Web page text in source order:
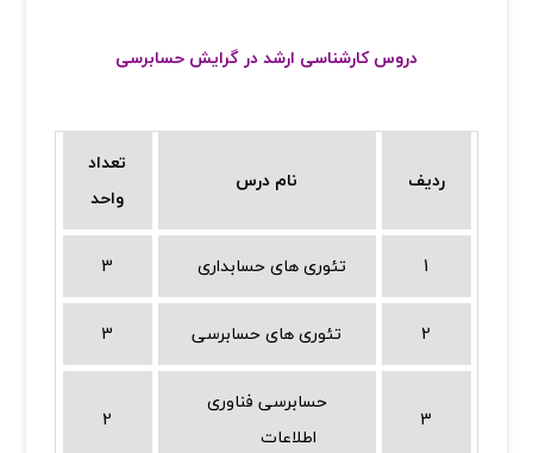
دروس کارشناسی ارشد در گرایش حسابرسی
ردیف نام درس
تعداد
واحد
1 تئوری های حسابداری 3
2 تئوری های حسابرسی 3
3
حسابرسی فناوری
اطلاعات
2